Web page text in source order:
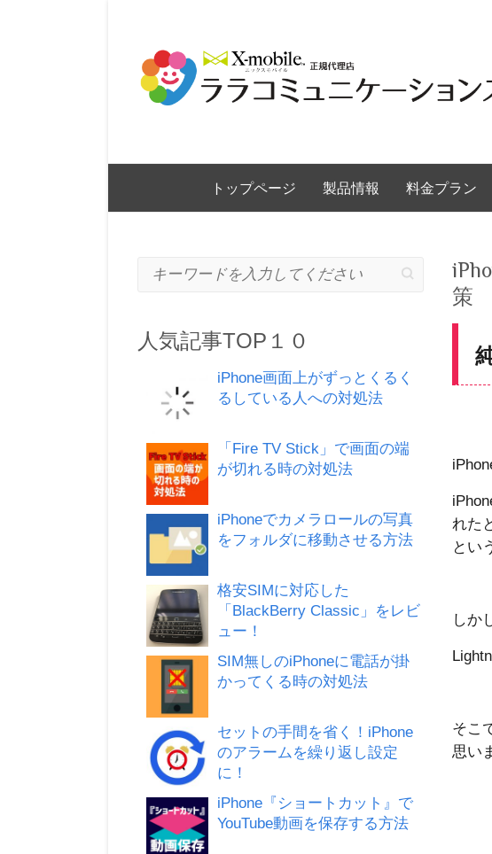
トップページ 製品情報 料金プラン
策
れた
とい
しか
そこ
思い
キーワードを入力してください
人気記事TOP１０
iPhone画面上がずっとくるく
るしている人への対処法
「Fire TV Stick」で画面の端
が切れる時の対処法
iPhoneでカメラロールの写真
をフォルダに移動させる方法
格安SIMに対応した
「BlackBerry Classic」をレビ
ュー！
SIM無しのiPhoneに電話が掛
かってくる時の対処法
セットの手間を省く！iPhone
のアラームを繰り返し設定
に！
iPhone『ショートカット』で
YouTube動画を保存する方法